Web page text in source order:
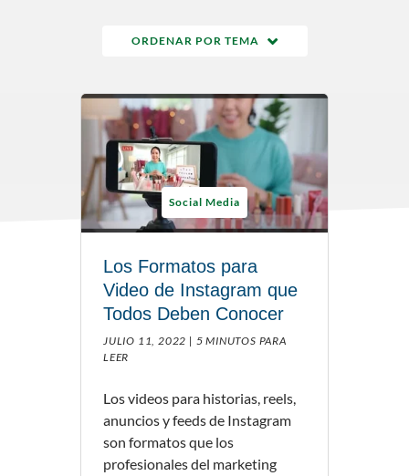
ORDENAR POR TEMA
Social Media
Los Formatos para
Video de Instagram que
Todos Deben Conocer
JULIO 11, 2022 | 5 MINUTOS PARA
LEER
Los videos para historias, reels,
anuncios y feeds de Instagram
son formatos que los
profesionales del marketing